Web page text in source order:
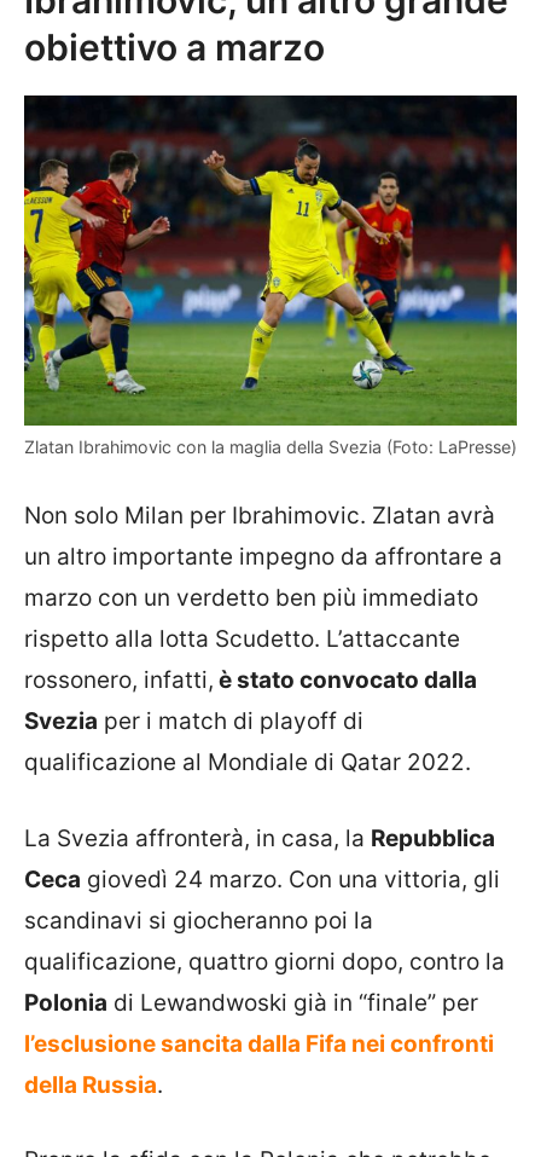
obiettivo a marzo
Zlatan Ibrahimovic con la maglia della Svezia (Foto: LaPresse)
Non solo Milan per Ibrahimovic. Zlatan avrà
un altro importante impegno da affrontare a
marzo con un verdetto ben più immediato
rispetto alla lotta Scudetto. L’attaccante
rossonero, infatti, è stato convocato dalla
Svezia per i match di playoff di
qualificazione al Mondiale di Qatar 2022.
La Svezia affronterà, in casa, la Repubblica
Ceca giovedì 24 marzo. Con una vittoria, gli
scandinavi si giocheranno poi la
qualificazione, quattro giorni dopo, contro la
Polonia di Lewandwoski già in “finale” per
l’esclusione sancita dalla Fifa nei confronti
della Russia.